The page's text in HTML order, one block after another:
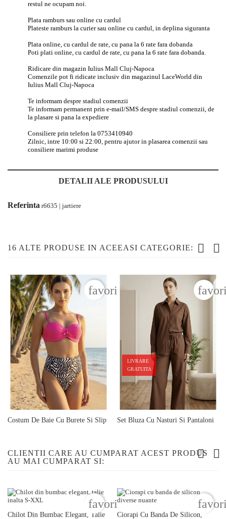
restul ne ocupam noi.
Plata ramburs sau online cu cardul
Plateste ramburs la curier sau online cu cardul, in deplina siguranta
Plata online, cu cardul de rate, cu pana la 6 rate fara dobanda
Poti plati online, cu cardul de rate, cu pana la 6 rate fara dobanda.
Ridicare din magazin Iulius Mall Cluj-Napoca
Comenzile pot fi ridicate inclusiv din magazinul LaceWorld din
Iulius Mall Cluj-Napoca
Te informam despre stadiul comenzii
Te informam permanent prin e-mail/SMS despre stadiul comenzii, de
la plasare si pana la expediere
Consiliere prin telefon la 0753410940
Zilnic, intre 10:00 si 22:00, pentru ajutor in plasarea comenzii sau
consiliere marimi produse
DETALII ALE PRODUSULUI
Referinta r6635 | jartiere
16 ALTE PRODUSE IN ACEEASI CATEGORIE:
Costum De Baie Cu Burete Si Slip
favorite_border
Set Bluza Cu Nasturi Si Pantaloni
LIVRARE
GRATUITA
CLIENTII CARE AU CUMPARAT ACEST PRODUS
AU MAI CUMPARAT SI:
Chilot Din Bumbac Elegant, Talie
favorite_border
Ciorapi Cu Banda De Silicon,